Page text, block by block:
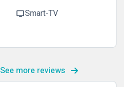
tvSmart-TV
See more reviews